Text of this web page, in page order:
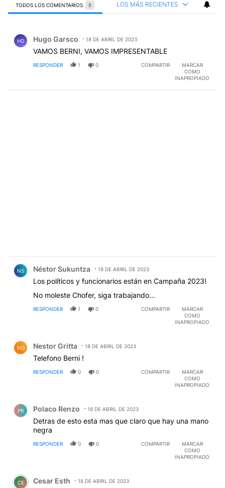
TODOS LOS COMENTARIOS 8 LOS MÁS RECIENTES
HG Hugo Garsco 18 DE ABRIL DE 2023
VAMOS BERNI, VAMOS IMPRESENTABLE
RESPONDER 1 0 COMPARTIR
MARCAR
COMO
INAPROPIADO
NS Néstor Sukuntza 18 DE ABRIL DE 2023
Los políticos y funcionarios están en Campaña 2023!
No moleste Chofer, siga trabajando...
RESPONDER 1 0 COMPARTIR
MARCAR
COMO
INAPROPIADO
NG Nestor Gritta 18 DE ABRIL DE 2023
Telefono Berni !
RESPONDER 0 0 COMPARTIR
MARCAR
COMO
INAPROPIADO
PR Polaco Renzo 18 DE ABRIL DE 2023
Detras de esto esta mas que claro que hay una mano
negra
RESPONDER 0 0 COMPARTIR
MARCAR
COMO
INAPROPIADO
Comentario de Cesar Esth.
CE Cesar Esth 18 DE ABRIL DE 2023